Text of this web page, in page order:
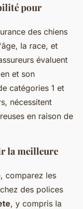
pour
des chiens
la race, et
évaluent
et son
catégories 1 et
nécessitent
en raison de
la meilleure
comparez les
des polices
, y compris la